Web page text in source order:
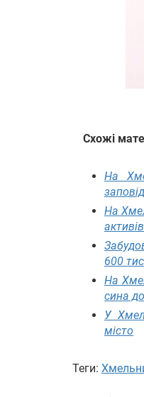
Схожі
На
На
активів
600
На
сина
У
місто
Теги: